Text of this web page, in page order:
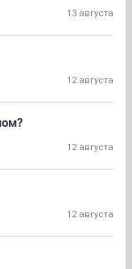
13 августа
12 августа
12 августа
12 августа